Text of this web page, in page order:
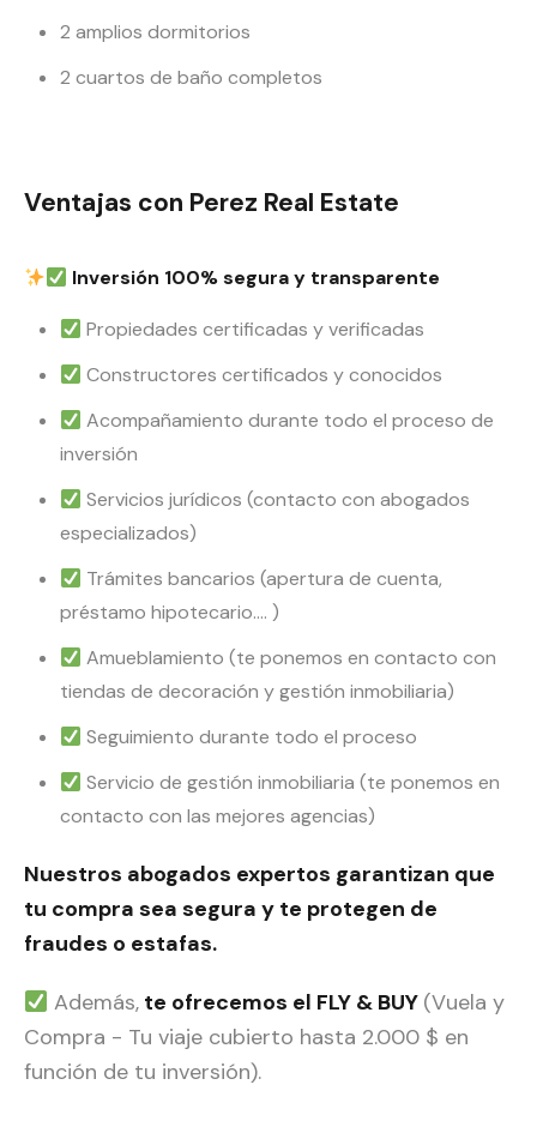
2 amplios dormitorios
2 cuartos de baño completos
Ventajas con Perez Real Estate
Inversión 100% segura y transparente
Propiedades certificadas y verificadas
Constructores certificados y conocidos
Acompañamiento durante todo el proceso de
inversión
Servicios jurídicos (contacto con abogados
especializados)
Trámites bancarios (apertura de cuenta,
préstamo hipotecario…. )
Amueblamiento (te ponemos en contacto con
tiendas de decoración y gestión inmobiliaria)
Seguimiento durante todo el proceso
Servicio de gestión inmobiliaria (te ponemos en
contacto con las mejores agencias)
Nuestros abogados expertos garantizan que
tu compra sea segura y te protegen de
fraudes o estafas.
Además,te ofrecemos el FLY & BUY (Vuela y
Compra - Tu viaje cubierto hasta 2.000 $ en
función de tu inversión).